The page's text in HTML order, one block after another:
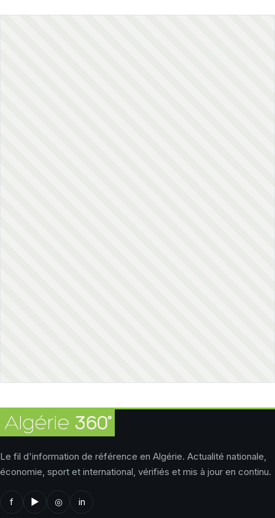
Le fil d'information de référence en Algérie. Actualité nationale,
économie, sport et international, vérifiés et mis à jour en continu.
f ▶ ◎ in